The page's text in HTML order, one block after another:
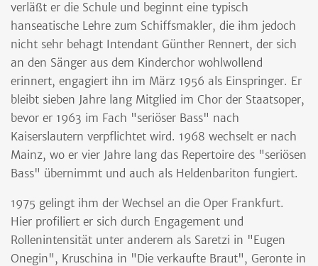
verläßt er die Schule und beginnt eine typisch
hanseatische Lehre zum Schiffsmakler, die ihm jedoch
nicht sehr behagt Intendant Günther Rennert, der sich
an den Sänger aus dem Kinderchor wohlwollend
erinnert, engagiert ihn im März 1956 als Einspringer. Er
bleibt sieben Jahre lang Mitglied im Chor der Staatsoper,
bevor er 1963 im Fach "seriöser Bass" nach
Kaiserslautern verpflichtet wird. 1968 wechselt er nach
Mainz, wo er vier Jahre lang das Repertoire des "seriösen
Bass" übernimmt und auch als Heldenbariton fungiert.
1975 gelingt ihm der Wechsel an die Oper Frankfurt.
Hier profiliert er sich durch Engagement und
Rollenintensität unter anderem als Saretzi in "Eugen
Onegin", Kruschina in "Die verkaufte Braut", Geronte in